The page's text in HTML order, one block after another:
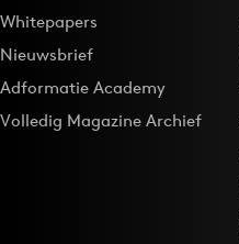
Whitepapers
Nieuwsbrief
Adformatie Academy
Volledig Magazine Archief